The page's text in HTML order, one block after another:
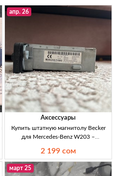
апр. 26
Аксессуары
Купить штатную магнитолу Becker
для Mercedes-Benz W203 –
Магнитола Becker для Mercedes
W203, 1DIN, FM/AM, CD, навигация.
2199 сом торг.
2 199 сом
март 25